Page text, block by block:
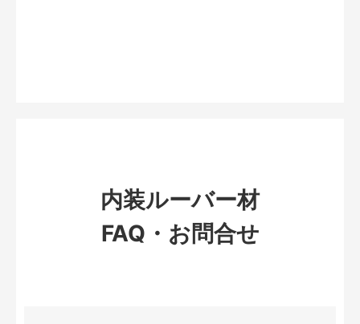
内装ルーバー材
FAQ・お問合せ